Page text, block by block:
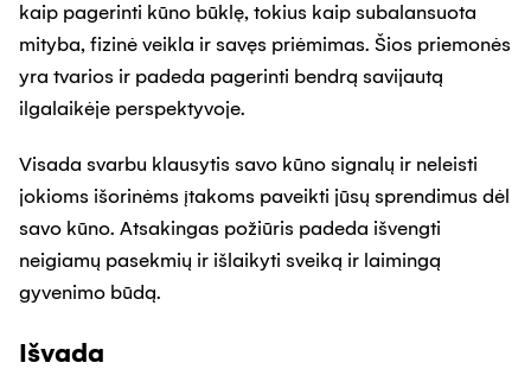
kaip pagerinti kūno būklę, tokius kaip subalansuota
mityba, fizinė veikla ir savęs priėmimas. Šios priemonės
yra tvarios ir padeda pagerinti bendrą savijautą
ilgalaikėje perspektyvoje.
Visada svarbu klausytis savo kūno signalų ir neleisti
jokioms išorinėms įtakoms paveikti jūsų sprendimus dėl
savo kūno. Atsakingas požiūris padeda išvengti
neigiamų pasekmių ir išlaikyti sveiką ir laimingą
gyvenimo būdą.
Išvada